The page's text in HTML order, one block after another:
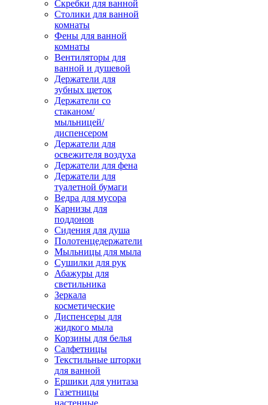
Скребки для ванной
Столики для ванной
комнаты
Фены для ванной
комнаты
Вентиляторы для
ванной и душевой
Держатели для
зубных щеток
Держатели со
стаканом/
мыльницей/
диспенсером
Держатели для
освежителя воздуха
Держатели для фена
Держатели для
туалетной бумаги
Ведра для мусора
Карнизы для
поддонов
Сидения для душа
Полотенцедержатели
Мыльницы для мыла
Сушилки для рук
Абажуры для
светильника
Зеркала
косметические
Диспенсеры для
жидкого мыла
Корзины для белья
Салфетницы
Текстильные шторки
для ванной
Ершики для унитаза
Газетницы
настенные